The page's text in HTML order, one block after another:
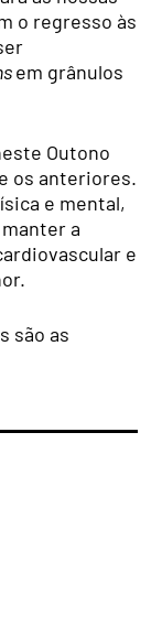
o regresso às
em grânulos
Outono
os anteriores.
e mental,
a
e
são as